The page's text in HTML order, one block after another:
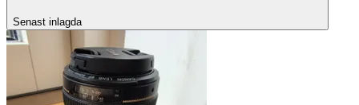
Senast inlagda